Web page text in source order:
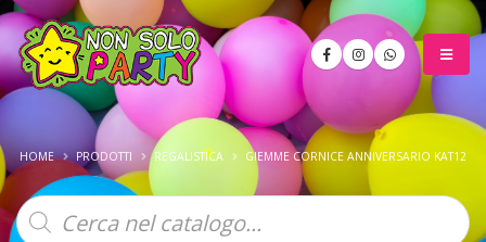
HOME PRODOTTI REGALISTICA GIEMME CORNICE ANNIVERSARIO KAT12
Products
search